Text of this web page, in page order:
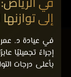
إلى
في عيادة د.
إجراءً تجميليًا
بأعلى درجات